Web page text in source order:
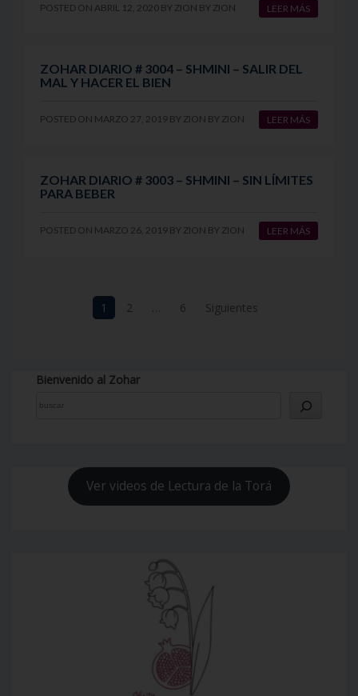
POSTED ON ABRIL 12, 2020 BY ZION BY ZION LEER MÁS
ZOHAR DIARIO # 3004 – SHMINI – SALIR DEL
MAL Y HACER EL BIEN
POSTED ON MARZO 27, 2019 BY ZION BY ZION LEER MÁS
ZOHAR DIARIO # 3003 – SHMINI – SIN LÍMITES
PARA BEBER
POSTED ON MARZO 26, 2019 BY ZION BY ZION LEER MÁS
Navegación
1 2 … 6 Siguientes
Bienvenido al Zohar
Ver videos de Lectura de la Torá